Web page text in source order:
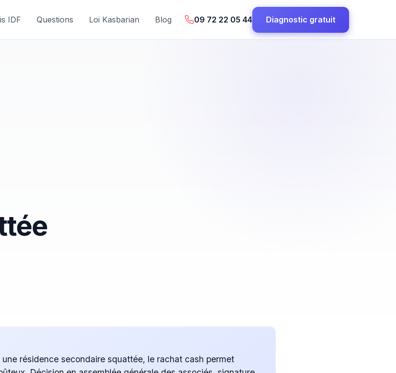
IDF Questions Loi Kasbarian Blog 09 72 22 05 44 Diagnostic gratuit
résidence secondaire squattée, le rachat cash permet